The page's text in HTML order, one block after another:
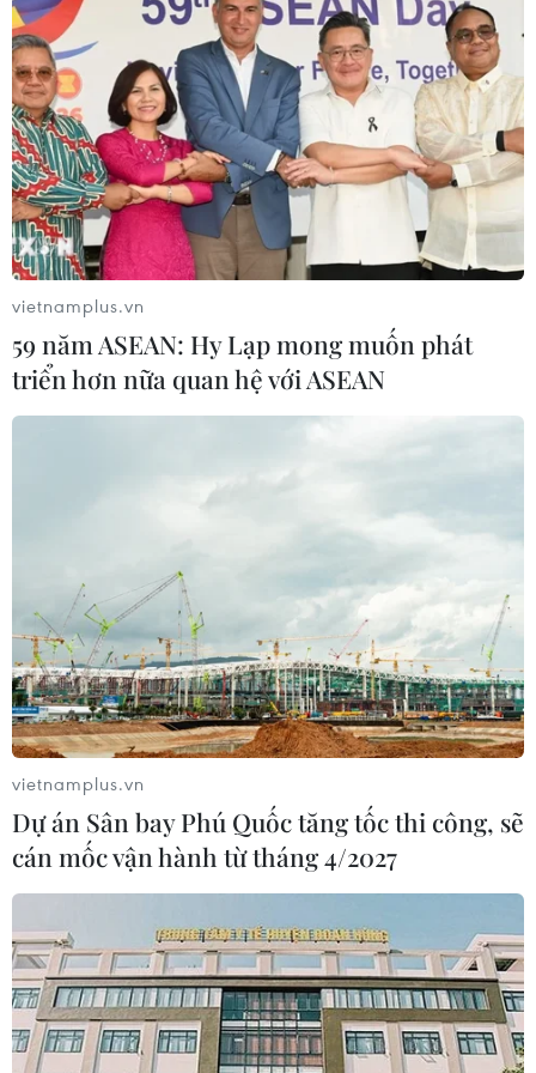
Iran phải đi bước đầu tiên nhằm khôi phục
kênh ngoại giao bằng cách thay đổi hành vi của
mình ở trong nước cũng như thay đổi hành vi
của các lực lượng dân quân ủy nhiệm từng tổ
chức các cuộc tấn công nhằm vào lực lượng Mỹ
ở Iraq và các đồng minh của Mỹ là Israel và
Saudi Arabia trong những năm gần đây.
Taleblu nói: “Washington nên làm việc với các
đối tác khu vực đa dạng, từ Israel đến Saudi
Arabia, để xem họ chấp nhận một kết thúc như
thế nào (đối với cuộc xung đột của họ với Iran
và các lực lượng ủy nhiệm của nước này), để
những mong muốn của các đồng minh này của
Mỹ được đưa vào trong một thỏa thuận lớn hơn,
rộng hơn và tốt hơn với Iran"./.
#Iran
#Thỏa thuận hạt nhân Iran
#Tổng thống Joe Biden
#JCPOA Iran Mỹ
vietnamplus.vn
59 năm ASEAN: Hy Lạp mong muốn phát
triển hơn nữa quan hệ với ASEAN
vietnamplus.vn
Dự án Sân bay Phú Quốc tăng tốc thi công, sẽ
cán mốc vận hành từ tháng 4/2027